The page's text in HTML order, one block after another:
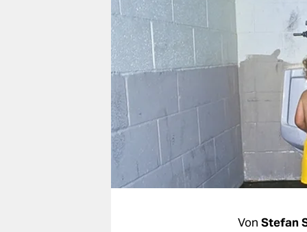
verlag
verlag
veranstaltungen
shop
fragen & hilfe
unterstützen
abo
Von Stefan